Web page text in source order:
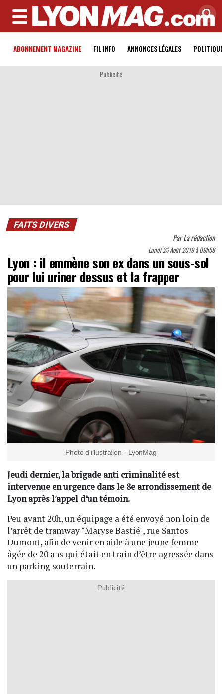
MENU
ABONNEMENT MAGAZINE FIL INFO ANNONCES LÉGALES
Publicité
FAITS DIVERS
ParLa rédaction
Lundi 26 Août 2019 à 09h58
Lyon : il emmène son ex dans un sous-sol
pour lui uriner dessus et la frapper
Photo d'illustration - LyonMag
Jeudi dernier, la brigade anti criminalité est
intervenue en urgence dans le 8e arrondissement de
Lyon après l’appel d’un témoin.
Peu avant 20h, un équipage a été envoyé non loin de
l’arrêt de tramway "Maryse Bastié", rue Santos
Dumont, afin de venir en aide à une jeune femme
âgée de 20 ans qui était en train d’être agressée dans
un parking souterrain.
Publicité